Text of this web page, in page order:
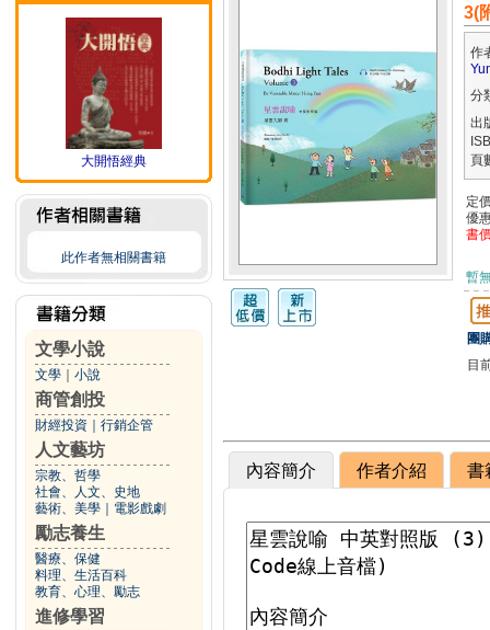
大開悟經典
此作者無相關書籍
文學小說
文學 小說
商管創投
財經投資 行銷企管
人文藝坊
宗教、哲學
社會、人文、史地
藝術、美學
電影戲劇
勵志養生
醫療、保健
料理、生活百科
教育、心理、勵志
進修學習
3(
作
分
出
頁
定
優
書
暫
團
目
內容簡介 作者介紹 書